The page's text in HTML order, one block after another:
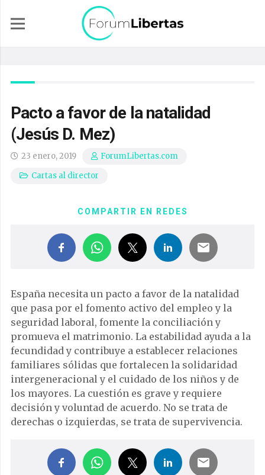
Pacto a favor de la natalidad
(Jesús D. Mez)
23 enero, 2019
ForumLibertas.com
Cartas al director
COMPARTIR EN REDES
España necesita un pacto a favor de la natalidad
que pasa por el fomento activo del empleo y la
seguridad laboral, fomente la conciliación y
promueva el matrimonio. La estabilidad ayuda a la
fecundidad y contribuye a establecer relaciones
familiares sólidas que fortalecen la solidaridad
intergeneracional y el cuidado de los niños y de
los mayores. La cuestión es grave y requiere
decisión y voluntad de acuerdo. No se trata de
derechas o izquierdas, se trata de supervivencia.